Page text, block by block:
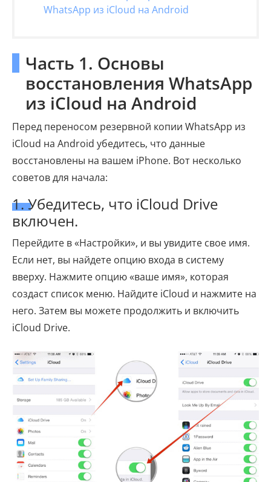
WhatsApp из iCloud на Android
Часть 1. Основы
восстановления WhatsApp
из iCloud на Android
Перед переносом резервной копии WhatsApp из
iCloud на Android убедитесь, что данные
восстановлены на вашем iPhone. Вот несколько
советов для начала:
1. Убедитесь, что iCloud Drive
включен.
Перейдите в «Настройки», и вы увидите свое имя.
Если нет, вы найдете опцию входа в систему
вверху. Нажмите опцию «ваше имя», которая
создаст список меню. Найдите iCloud и нажмите на
него. Затем вы можете продолжить и включить
iCloud Drive.